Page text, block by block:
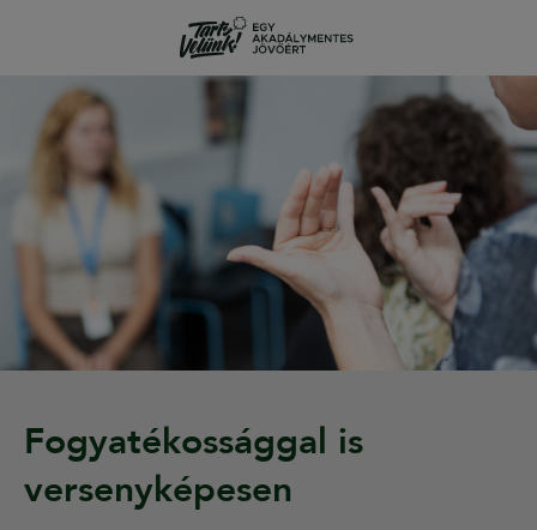
Fogyatékossággal is
versenyképesen